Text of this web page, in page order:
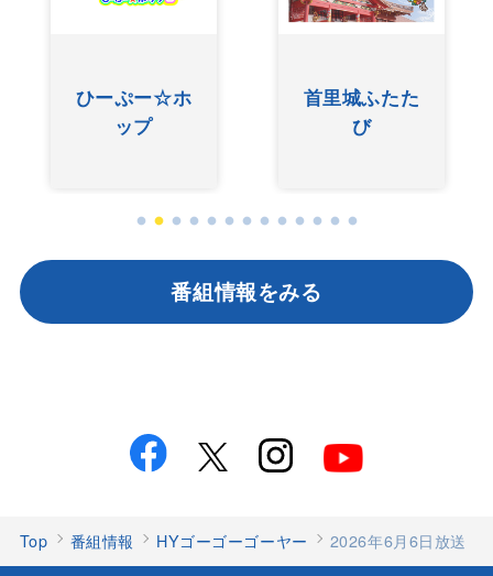
ひーぷー☆ホ
ップ
首里城ふたた
び
番組情報をみる
Top 番組情報 HYゴーゴーゴーヤー 2026年6月6日放送